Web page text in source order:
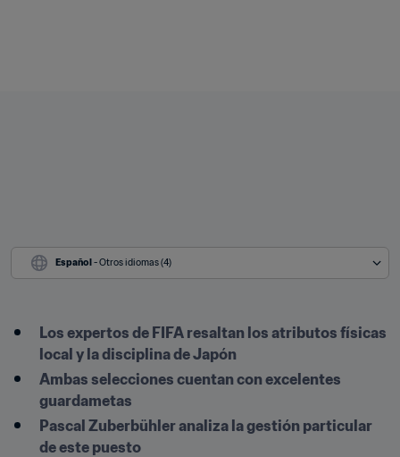
Español - Otros idiomas (4)
Los expertos de FIFA resaltan los atributos físicas
local y la disciplina de Japón
Ambas selecciones cuentan con excelentes
guardametas
Pascal Zuberbühler analiza la gestión particular
de este puesto